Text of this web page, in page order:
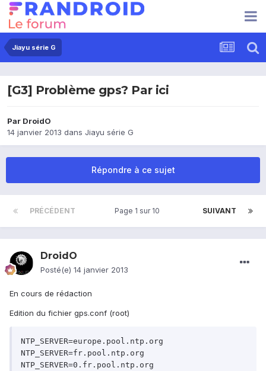
Jiayu série G
[G3] Problème gps? Par ici
Par DroidO
14 janvier 2013 dans Jiayu série G
Répondre à ce sujet
PRÉCÉDENT SUIVANT
Page 1 sur 10
DroidO
Posté(e) 14 janvier 2013
En cours de rédaction
Edition du fichier gps.conf (root)
NTP_SERVER=europe.pool.ntp.org
NTP_SERVER=fr.pool.ntp.org
NTP_SERVER=0.fr.pool.ntp.org